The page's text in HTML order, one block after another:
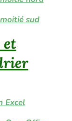
sud
et
Excel